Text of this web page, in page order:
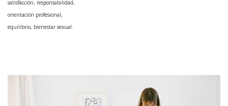
satisfacción, responsabilidad,
orientación profesional,
equilibrio, bienestar sexual.